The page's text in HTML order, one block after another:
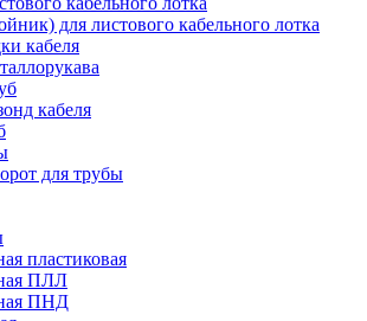
для листового кабельного лотка
кабеля
кабеля
для трубы
пластиковая
ПЛЛ
ПНД